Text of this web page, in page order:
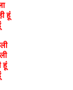
हूं
हूं